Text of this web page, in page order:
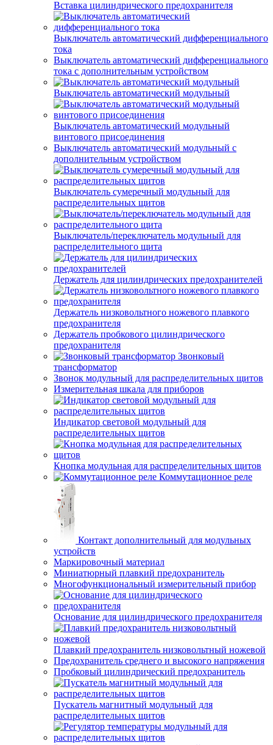
Вставка цилиндрического предохранителя
Выключатель автоматический дифференциального
тока
Выключатель автоматический дифференциального
тока с дополнительным устройством
Выключатель автоматический модульный
Выключатель автоматический модульный
винтового присоединения
Выключатель автоматический модульный с
дополнительным устройством
Выключатель сумеречный модульный для
распределительных щитов
Выключатель/переключатель модульный для
распределительного щита
Держатель для цилиндрических предохранителей
Держатель низковольтного ножевого плавкого
предохранителя
Держатель пробкового цилиндрического
предохранителя
Звонковый
трансформатор
Звонок модульный для распределительных щитов
Измерительная шкала для приборов
Индикатор световой модульный для
распределительных щитов
Кнопка модульная для распределительных щитов
Коммутационное реле
Контакт дополнительный для модульных
устройств
Маркировочный материал
Миниатюрный плавкий предохранитель
Многофункциональный измерительный прибор
Основание для цилиндрического предохранителя
Плавкий предохранитель низковольтный ножевой
Предохранитель среднего и высокого напряжения
Пробковый цилиндрический предохранитель
Пускатель магнитный модульный для
распределительных щитов